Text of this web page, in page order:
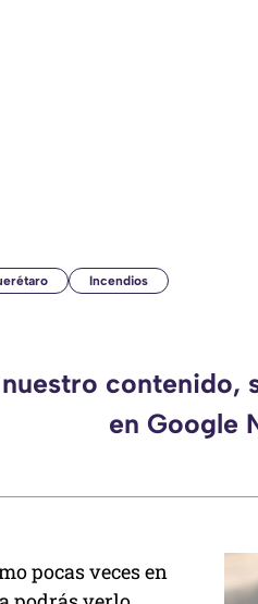
Incendios
contenido,
en Google
pocas veces en